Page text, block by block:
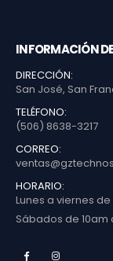
INFORMACIÓN
DIRECCIÓN:
San José, San
TELÉFONO:
(506) 8638-3217
CORREO:
HORARIO:
Lunes a viernes
Sábados de 10am